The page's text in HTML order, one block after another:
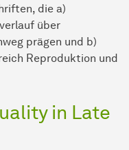
die a)
über
prägen und b)
Reproduktion und
in Late